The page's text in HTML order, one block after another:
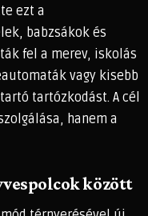
ezt a
babzsákok és
fel a merev, iskolás
vagy kisebb
tartózkodást. A cél
hanem a
között